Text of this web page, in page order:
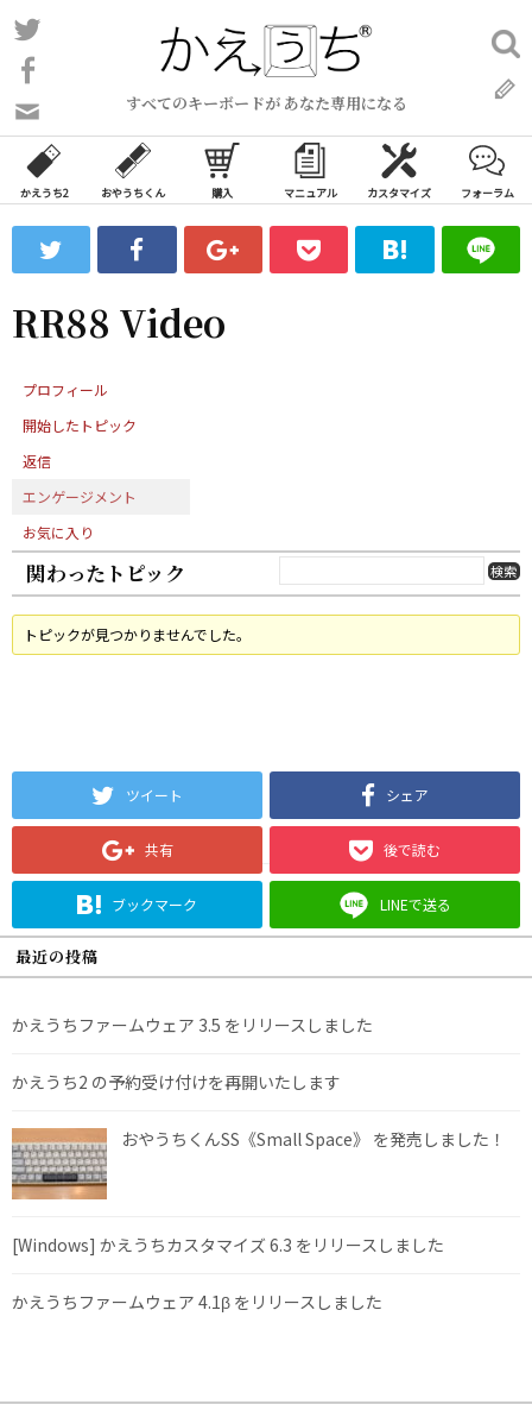
コ
ン
ン
ツ
ス
ッ
プ
すべてのキーボードが あなた専用になる
い
合
わ
フ
ォ
ム
検
索:
かえうち2 おやうちくん 購入 マニュアル カスタマイズ フォーラム
RR88 Video
プロフィール
開始したトピック
返信
エンゲージメント
お気に入り
関わったトピック
トピックが見つかりませんでした。
ツイート シェア
共有 後で読む
ブックマーク LINEで送る
最近の投稿
かえうちファームウェア 3.5 をリリースしました
かえうち2 の予約受け付けを再開いたします
おやうちくんSS《Small Space》 を発売しました！
[Windows] かえうちカスタマイズ 6.3 をリリースしました
かえうちファームウェア 4.1β をリリースしました